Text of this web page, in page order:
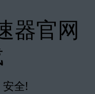
器官网
全!